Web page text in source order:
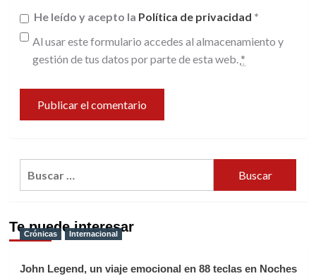
He leído y acepto la Política de privacidad *
Al usar este formulario accedes al almacenamiento y
gestión de tus datos por parte de esta web. *
Te puede interesar
Crónicas Internacional
John Legend, un viaje emocional en 88 teclas en Noches